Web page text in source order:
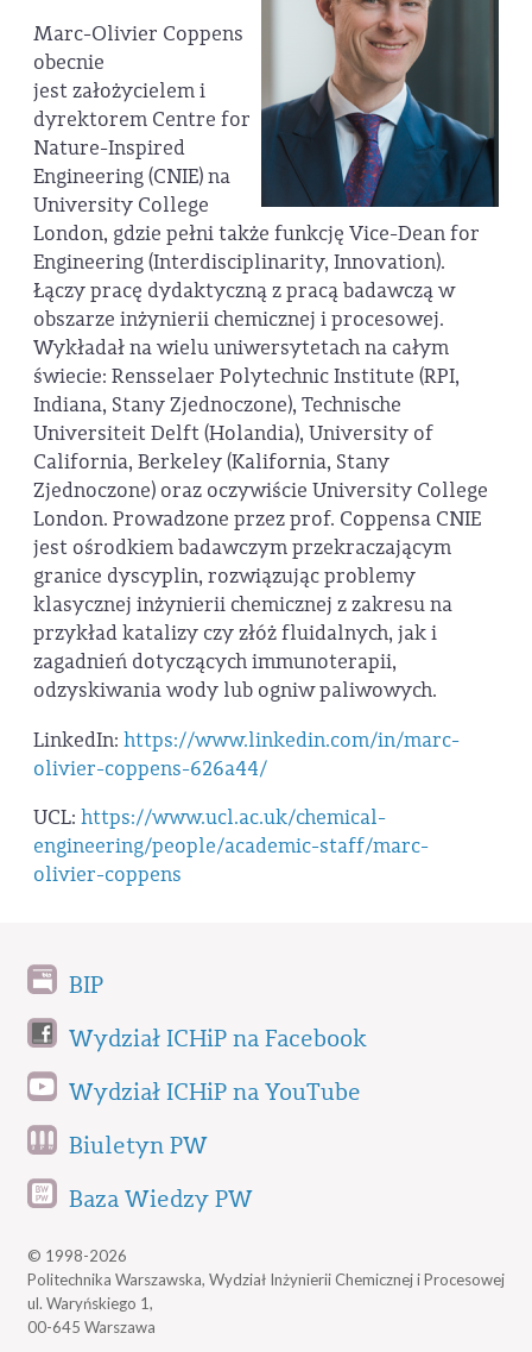
Marc-Olivier Coppens
obecnie
jest założycielem i
dyrektorem Centre for
Nature-Inspired
Engineering (CNIE) na
University College
London, gdzie pełni także funkcję Vice-Dean for
Engineering (Interdisciplinarity, Innovation).
Łączy pracę dydaktyczną z pracą badawczą w
obszarze inżynierii chemicznej i procesowej.
Wykładał na wielu uniwersytetach na całym
świecie: Rensselaer Polytechnic Institute (RPI,
Indiana, Stany Zjednoczone), Technische
Universiteit Delft (Holandia), University of
California, Berkeley (Kalifornia, Stany
Zjednoczone) oraz oczywiście University College
London. Prowadzone przez prof. Coppensa CNIE
jest ośrodkiem badawczym przekraczającym
granice dyscyplin, rozwiązując problemy
klasycznej inżynierii chemicznej z zakresu na
przykład katalizy czy złóż fluidalnych, jak i
zagadnień dotyczących immunoterapii,
odzyskiwania wody lub ogniw paliwowych.
LinkedIn: https://www.linkedin.com/in/marc-
olivier-coppens-626a44/
UCL: https://www.ucl.ac.uk/chemical-
engineering/people/academic-staff/marc-
olivier-coppens
BIP
Wydział ICHiP na Facebook
Wydział ICHiP na YouTube
Biuletyn PW
Baza Wiedzy PW
© 1998-2026
Politechnika Warszawska, Wydział Inżynierii Chemicznej i Procesowej
ul. Waryńskiego 1,
00-645 Warszawa